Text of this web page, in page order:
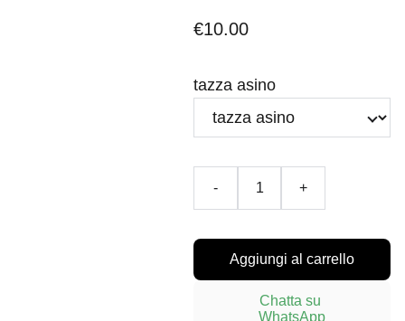
€10.00
tazza asino
- +
Aggiungi al carrello
Chatta su
WhatsApp